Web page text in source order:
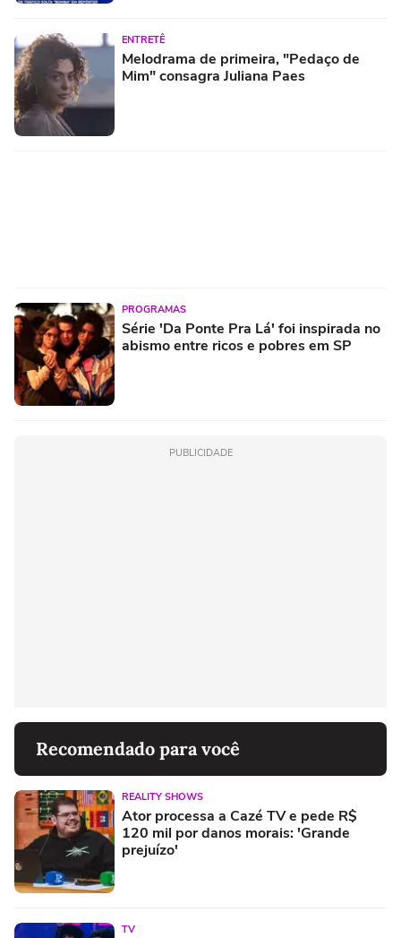
ENTRETÊ
Melodrama de primeira, "Pedaço de
Mim" consagra Juliana Paes
PROGRAMAS
Série 'Da Ponte Pra Lá' foi inspirada no
abismo entre ricos e pobres em SP
PUBLICIDADE
Recomendado para você
REALITY SHOWS
Ator processa a Cazé TV e pede R$
120 mil por danos morais: 'Grande
prejuízo'
TV